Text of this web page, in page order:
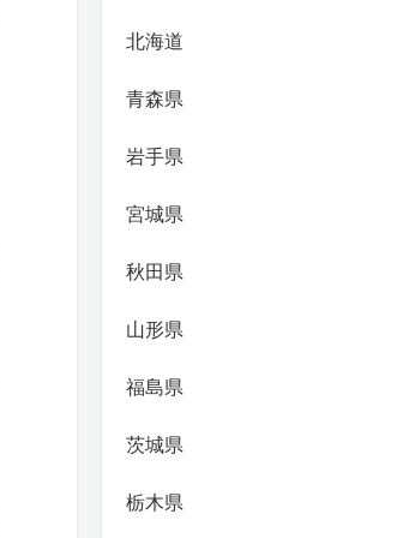
北海道
青森県
岩手県
宮城県
秋田県
山形県
福島県
茨城県
栃木県